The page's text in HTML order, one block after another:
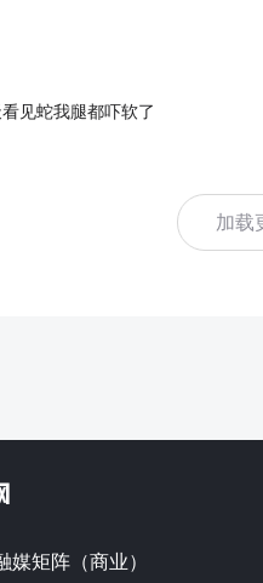
见蛇我腿都吓软了
加载
媒矩阵（商业）